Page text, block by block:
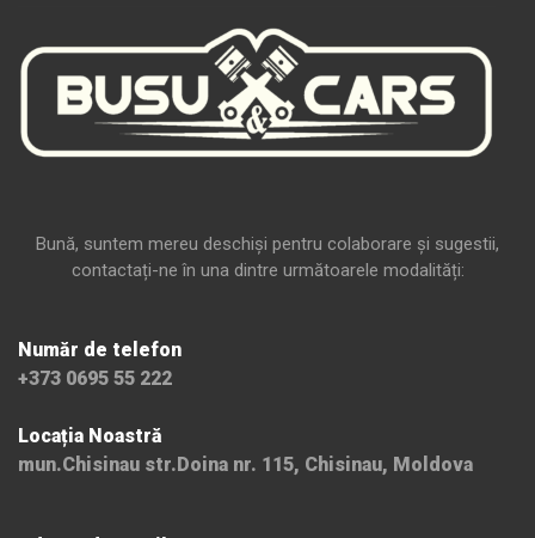
Bună, suntem mereu deschiși pentru colaborare și sugestii,
contactați-ne în una dintre următoarele modalități:
Număr de telefon
+373 0695 55 222
Locația Noastră
mun.Chisinau str.Doina nr. 115, Chisinau, Moldova